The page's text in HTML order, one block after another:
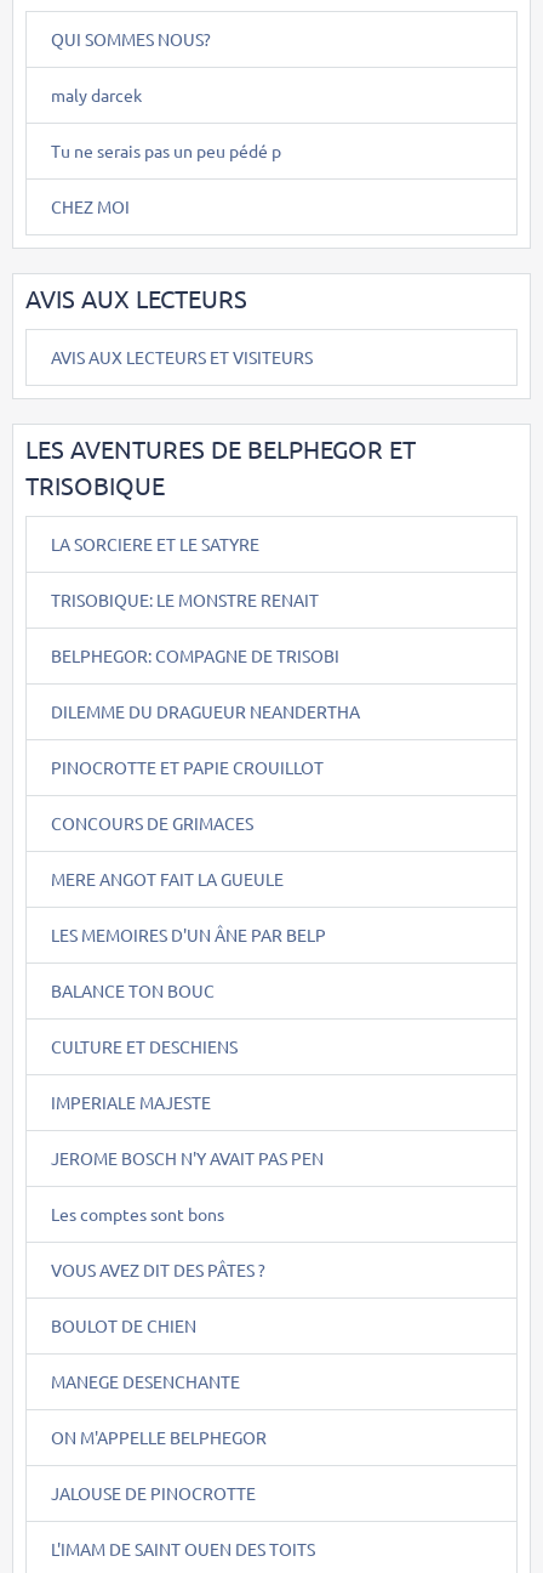
QUI SOMMES NOUS?
maly darcek
Tu ne serais pas un peu pédé p
CHEZ MOI
AVIS AUX LECTEURS
AVIS AUX LECTEURS ET VISITEURS
LES AVENTURES DE BELPHEGOR ET
TRISOBIQUE
LA SORCIERE ET LE SATYRE
TRISOBIQUE: LE MONSTRE RENAIT
BELPHEGOR: COMPAGNE DE TRISOBI
DILEMME DU DRAGUEUR NEANDERTHA
PINOCROTTE ET PAPIE CROUILLOT
CONCOURS DE GRIMACES
MERE ANGOT FAIT LA GUEULE
LES MEMOIRES D'UN ÂNE PAR BELP
BALANCE TON BOUC
CULTURE ET DESCHIENS
IMPERIALE MAJESTE
JEROME BOSCH N'Y AVAIT PAS PEN
Les comptes sont bons
VOUS AVEZ DIT DES PÂTES ?
BOULOT DE CHIEN
MANEGE DESENCHANTE
ON M'APPELLE BELPHEGOR
JALOUSE DE PINOCROTTE
L'IMAM DE SAINT OUEN DES TOITS